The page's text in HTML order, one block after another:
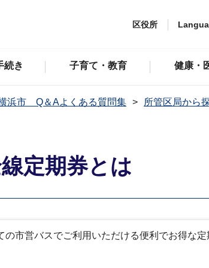
区役所
続き 子育て・教育 健康・
浜市 Q＆Aよくある質問集 所管区局から
定期券とは
の市営バスでご利用いただける便利でお得な定